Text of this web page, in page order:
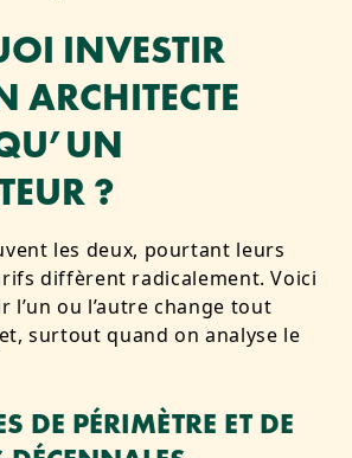
INVESTIR
ARCHITECTE
?
les deux, pourtant leurs
diffèrent radicalement. Voici
l’un ou l’autre change tout
surtout quand on analyse le
DE PÉRIMÈTRE ET DE